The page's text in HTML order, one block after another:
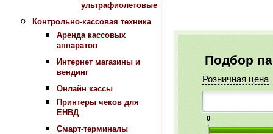
ультрафиолетовые
Контрольно-кассовая техника
Аренда кассовых
аппаратов
Интернет магазины и
вендинг
Онлайн кассы
Принтеры чеков для
ЕНВД
Смарт-терминалы
Подбор
Розничная цена
0